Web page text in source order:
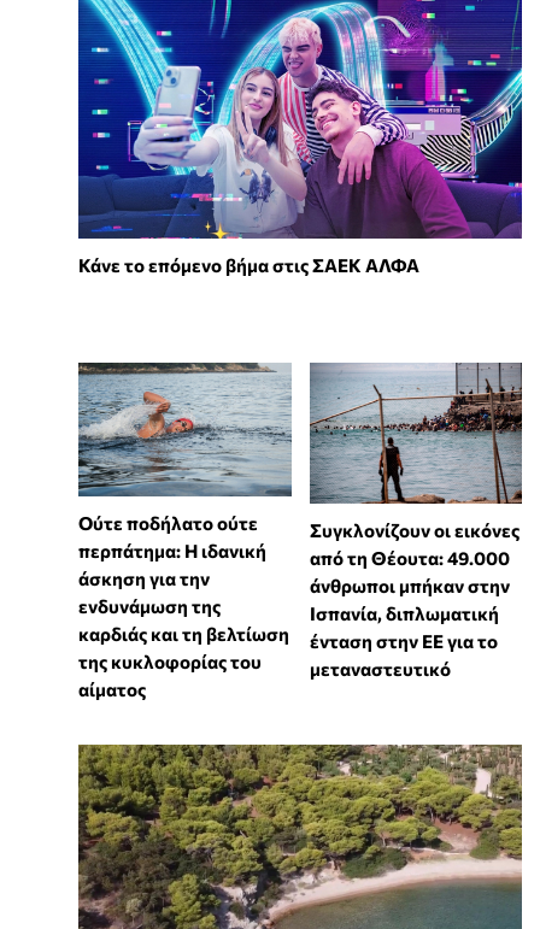
Κάνε το επόμενο βήμα στις ΣΑΕΚ ΑΛΦΑ
Ούτε ποδήλατο ούτε
περπάτημα: Η ιδανική
άσκηση για την
ενδυνάμωση της
καρδιάς και τη βελτίωση
της κυκλοφορίας του
αίματος
Συγκλονίζουν οι εικόνες
από τη Θέουτα: 49.000
άνθρωποι μπήκαν στην
Ισπανία, διπλωματική
ένταση στην ΕΕ για το
μεταναστευτικό